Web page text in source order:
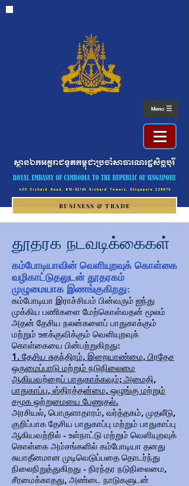
BUSINESS & TRADE
தூதரக நடவடிக்கைகள்
கம்போடியாவின் வெளியுறவுக் கொள்கை
வழிகாட்டுதலுடன் தூதரகம்
முழுமையாக இணங்குகிறது:
கம்போடியா இராச்சியம் பின்வரும் ஐந்து
முக்கிய பணிகளை மேற்கொள்வதன் மூலம்
அதன் தேசிய நலன்களைப் பாதுகாக்கும்
மற்றும் ஊக்குவிக்கும் வெளியுறவுக்
கொள்கையை பின்பற்றுகிறது:
1. தேசிய சுதந்திரம், இறையாண்மை, பிரதேச
ஒருமைப்பாடு மற்றும் நடுநிலைமை
ஆகியவற்றைப் பாதுகாக்கவும்; அமைதி,
பாதுகாப்பு, ஸ்திரத்தன்மை, ஒழுங்கு மற்றும்
சமூக ஒற்றுமையை பேணுதல்.
அரசியல், பொருளாதாரம், வர்த்தகம், முதலீடு,
குறிப்பாக தேசிய பாதுகாப்பு மற்றும் பாதுகாப்பு
ஆகியவற்றில் - உள்நாட்டு மற்றும் வெளியுறவுக்
கொள்கை அம்சங்களில் கம்போடியா தனது
சுயாதீனமான முடிவெடுப்பதை தொடர்ந்து
நிலைநிறுத்துகிறது - நிரந்தர நடுநிலைமை,
சீரமைக்காதது, அண்டை நாடுகளுடன்